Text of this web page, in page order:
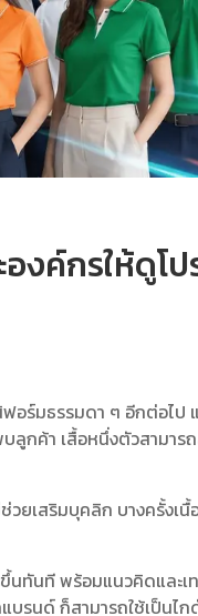
งค์กรให้ดูโป
อร์มธรรมดา ๆ อีกต่อไป
ลูกค้า เสื้อหนึ่งตัวสามาร
วยเสริมบุคลิก บางครั้งเนื้
นทันที พร้อมแนวคิดและเ
รนด์ ก็สามารถใช้เป็นไก